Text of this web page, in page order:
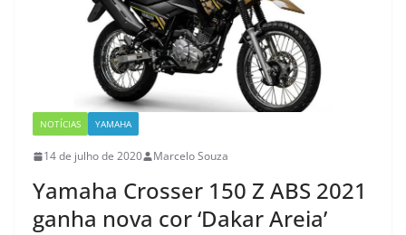
NOTÍCIAS YAMAHA
14 de julho de 2020 Marcelo Souza
Yamaha Crosser 150 Z ABS 2021
ganha nova cor ‘Dakar Areia’